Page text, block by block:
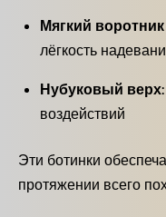
Мягкий
лёгкость
Нубуковый верх
воздействий
Эти ботинки
протяжении всего